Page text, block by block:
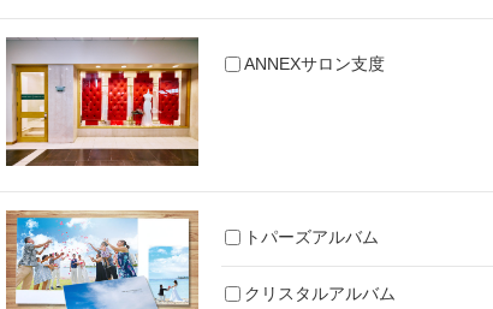
ANNEXサロン支度
トパーズアルバム
クリスタルアルバム